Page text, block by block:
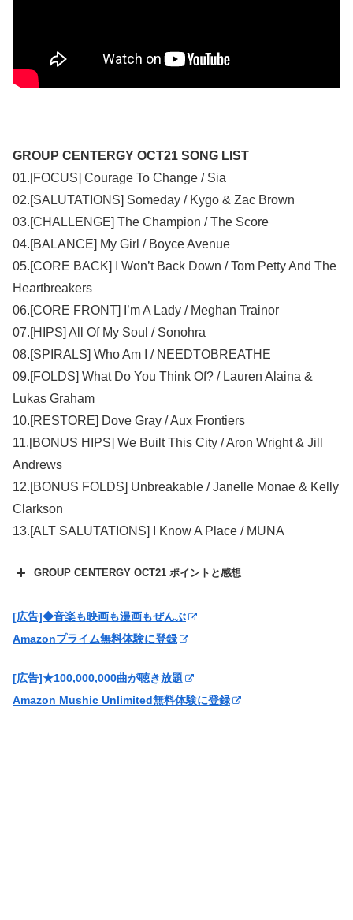
GROUP CENTERGY OCT21 SONG LIST
01.[FOCUS] Courage To Change / Sia
02.[SALUTATIONS] Someday / Kygo & Zac Brown
03.[CHALLENGE] The Champion / The Score
04.[BALANCE] My Girl / Boyce Avenue
05.[CORE BACK] I Won’t Back Down / Tom Petty And The
Heartbreakers
06.[CORE FRONT] I’m A Lady / Meghan Trainor
07.[HIPS] All Of My Soul / Sonohra
08.[SPIRALS] Who Am I / NEEDTOBREATHE
09.[FOLDS] What Do You Think Of? / Lauren Alaina &
Lukas Graham
10.[RESTORE] Dove Gray / Aux Frontiers
11.[BONUS HIPS] We Built This City / Aron Wright & Jill
Andrews
12.[BONUS FOLDS] Unbreakable / Janelle Monae & Kelly
Clarkson
13.[ALT SALUTATIONS] I Know A Place / MUNA
GROUP CENTERGY OCT21 ポイントと感想
[広告]◆音楽も映画も漫画もぜんぶ
Amazonプライム無料体験に登録
[広告]★100,000,000曲が聴き放題
Amazon Mushic Unlimited無料体験に登録